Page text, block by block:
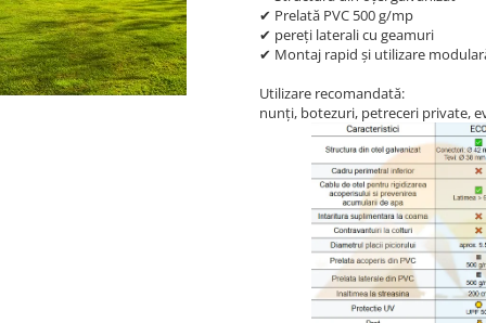
✔ Prelată PVC 500 g/mp
✔ pereți laterali cu geamuri
✔ Montaj rapid și utilizare
Utilizare recomandată:
nunți, botezuri, petreceri private,